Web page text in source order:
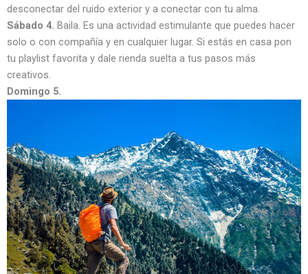
desconectar del ruido exterior y a conectar con tu alma.
Sábado 4. Baila. Es una actividad estimulante que puedes hacer
solo o con compañía y en cualquier lugar. Si estás en casa pon
tu playlist favorita y dale rienda suelta a tus pasos más
creativos.
Domingo 5.